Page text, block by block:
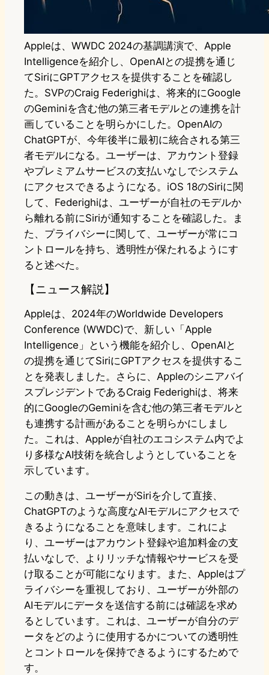
Appleは、WWDC 2024の基調講演で、Apple
Intelligenceを紹介し、OpenAIとの提携を通じ
てSiriにGPTアクセスを提供することを確認し
た。SVPのCraig Federighiは、将来的にGoogle
のGeminiを含む他の第三者モデルとの連携を計
画していることを明らかにした。OpenAIの
ChatGPTが、今年後半に最初に統合される第三
者モデルになる。ユーザーは、アカウント登録
やプレミアムサービスの支払いなしでシステム
にアクセスできるようになる。iOS 18のSiriに関
して、Federighiは、ユーザーが自社のモデルか
ら離れる前にSiriが通知することを確認した。ま
た、プライバシーに関して、ユーザーが常にコ
ントロールを持ち、透明性が保たれるようにす
ると述べた。
【ニュース解説】
Appleは、2024年のWorldwide Developers
Conference (WWDC)で、新しい「Apple
Intelligence」という機能を紹介し、OpenAIと
の提携を通じてSiriにGPTアクセスを提供するこ
とを発表しました。さらに、Appleのシニアバイ
スプレジデントであるCraig Federighiは、将来
的にGoogleのGeminiを含む他の第三者モデルと
も連携する計画があることを明らかにしまし
た。これは、Appleが自社のエコシステム内でよ
り多様なAI技術を統合しようとしていることを
示しています。
この動きは、ユーザーがSiriを介して直接、
ChatGPTのような高度なAIモデルにアクセスで
きるようになることを意味します。これによ
り、ユーザーはアカウント登録や追加料金の支
払いなしで、よりリッチな情報やサービスを受
け取ることが可能になります。また、Appleはプ
ライバシーを重視しており、ユーザーが外部の
AIモデルにデータを送信する前には確認を求め
るとしています。これは、ユーザーが自分のデ
ータをどのように使用するかについての透明性
とコントロールを保持できるようにするためで
す。